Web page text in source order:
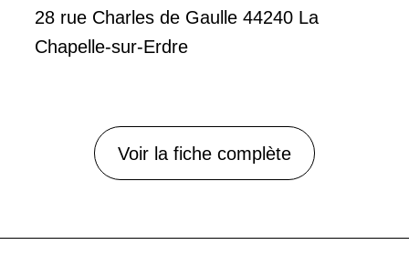
28 rue Charles de Gaulle 44240 La
Chapelle-sur-Erdre
Voir la fiche complète